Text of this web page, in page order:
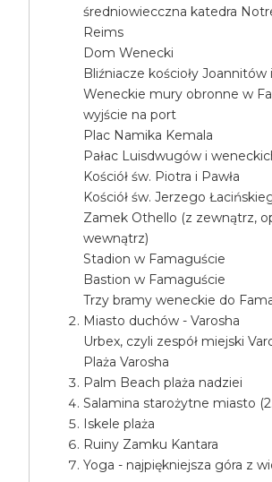
średniowiecczna katedra
Reims
Dom Wenecki
Bliźniacze kościoły Joannitów
Weneckie mury obronne w
wyjście na port
Plac Namika Kemala
Pałac Luisdwugów i
Kościół św. Piotra i Pawła
Kościół św. Jerzego
Zamek Othello (z zewnątrz,
wewnątrz)
Stadion w Famaguście
Bastion w Famaguście
Trzy bramy weneckie do
Miasto duchów - Varosha
Urbex, czyli zespół miejski
Plaża Varosha
Palm Beach plaża nadziei
Salamina starożytne miasto
Iskele plaża
Ruiny Zamku Kantara
Yoga - najpiękniejsza góra z